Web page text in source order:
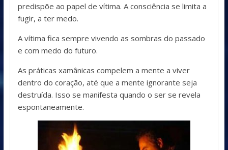
predispõe ao papel de vítima. A consciência se limita a
fugir, a ter medo.
A vítima fica sempre vivendo as sombras do passado
e com medo do futuro.
As práticas xamânicas compelem a mente a viver
dentro do coração, até que a mente ignorante seja
destruída. Isso se manifesta quando o ser se revela
espontaneamente.